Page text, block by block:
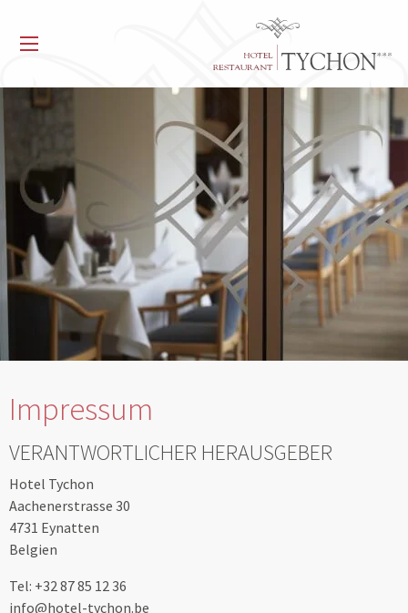
Impressum
VERANTWORTLICHER HERAUSGEBER
Hotel Tychon
Aachenerstrasse 30
4731 Eynatten
Belgien
Tel: +32 87 85 12 36
info@hotel-tychon.be